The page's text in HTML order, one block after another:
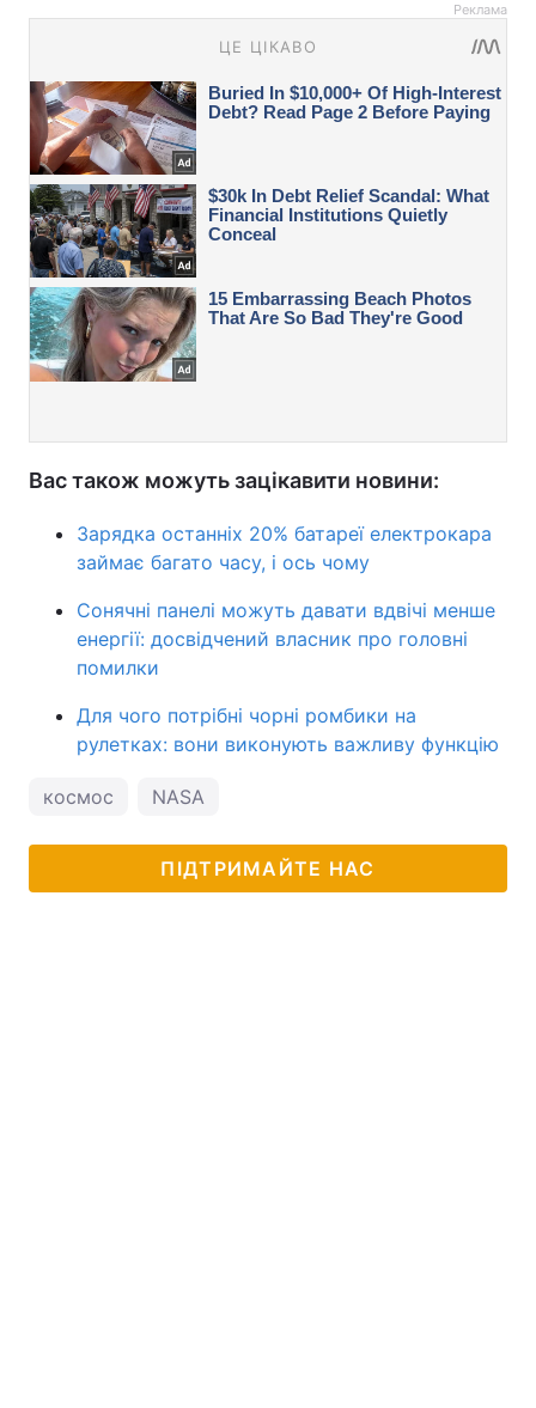
Реклама
Вас також можуть зацікавити новини:
Зарядка останніх 20% батареї електрокара
займає багато часу, і ось чому
Сонячні панелі можуть давати вдвічі менше
енергії: досвідчений власник про головні
помилки
Для чого потрібні чорні ромбики на
рулетках: вони виконують важливу функцію
космос NASA
ПІДТРИМАЙТЕ НАС